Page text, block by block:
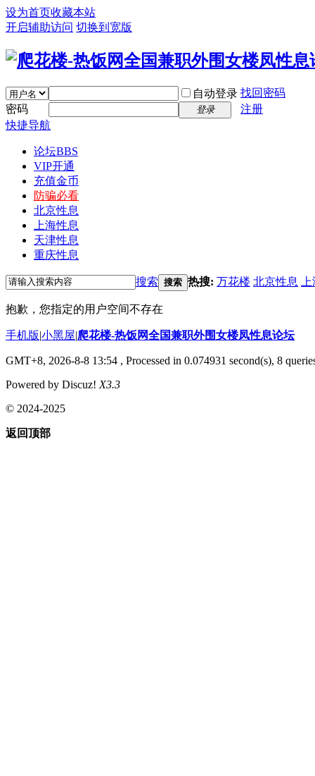
设为首页收藏本站
开启辅助访问 切换到宽版
自动登录 找回密码
密码
登录
注册
快捷导航
论坛BBS
VIP开通
充值金币
防骗必看
北京性息
上海性息
天津性息
重庆性息
搜索 搜索 热搜: 万花楼 北京性息
抱歉，您指定的用户空间不存在
手机版|小黑屋|爬花楼-热饭网全国兼职外围女楼凤性息论坛
GMT+8, 2026-8-8 13:54 , Processed in 0.074931 second(s), 8
Powered by Discuz! X3.3
© 2024-2025
返回顶部